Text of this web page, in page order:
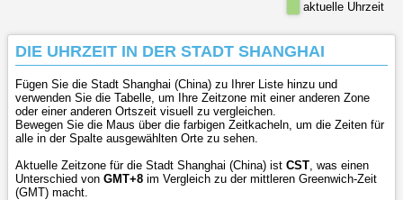
aktuelle Uhrzeit
DIE UHRZEIT IN DER STADT SHANGHAI
Fügen Sie die Stadt Shanghai (China) zu Ihrer Liste hinzu und
verwenden Sie die Tabelle, um Ihre Zeitzone mit einer anderen Zone
oder einer anderen Ortszeit visuell zu vergleichen.
Bewegen Sie die Maus über die farbigen Zeitkacheln, um die Zeiten für
alle in der Spalte ausgewählten Orte zu sehen.
Aktuelle Zeitzone für die Stadt Shanghai (China) ist CST , was einen
Unterschied von GMT+8 im Vergleich zu der mittleren Greenwich-Zeit
(GMT) macht.